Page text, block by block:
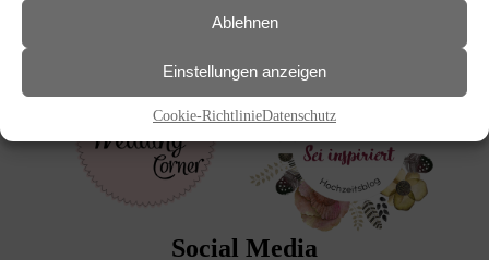
Ablehnen
Einstellungen anzeigen
Cookie-RichtlinieDatenschutz
Featured on
Social Media